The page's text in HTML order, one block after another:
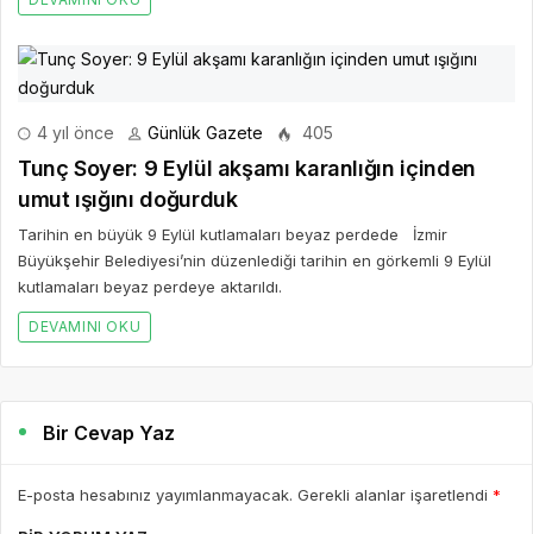
4 yıl önce Günlük Gazete 405
Tunç Soyer: 9 Eylül akşamı karanlığın içinden
umut ışığını doğurduk
Tarihin en büyük 9 Eylül kutlamaları beyaz perdede İzmir
Büyükşehir Belediyesi’nin düzenlediği tarihin en görkemli 9 Eylül
kutlamaları beyaz perdeye aktarıldı.
DEVAMINI OKU
Bir Cevap Yaz
E-posta hesabınız yayımlanmayacak. Gerekli alanlar işaretlendi *